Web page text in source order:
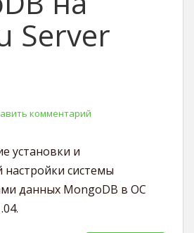
Server
комментарий
установки и
системы
данных MongoDB в ОС